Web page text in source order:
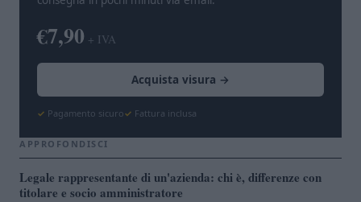
€7,90 + IVA
Acquista visura →
Pagamento sicuro Fattura inclusa
APPROFONDISCI
Legale rappresentante di un'azienda: chi è, differenze con
titolare e socio amministratore